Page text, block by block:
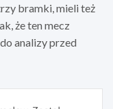
bramki, mieli też
że ten mecz
analizy przed